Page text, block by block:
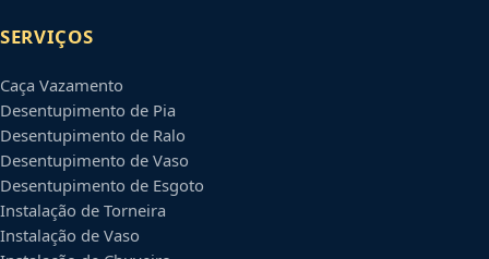
SERVIÇOS
Caça Vazamento
Desentupimento de Pia
Desentupimento de Ralo
Desentupimento de Vaso
Desentupimento de Esgoto
Instalação de Torneira
Instalação de Vaso